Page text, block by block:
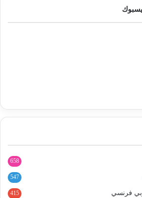
658
547
فرنسي 415